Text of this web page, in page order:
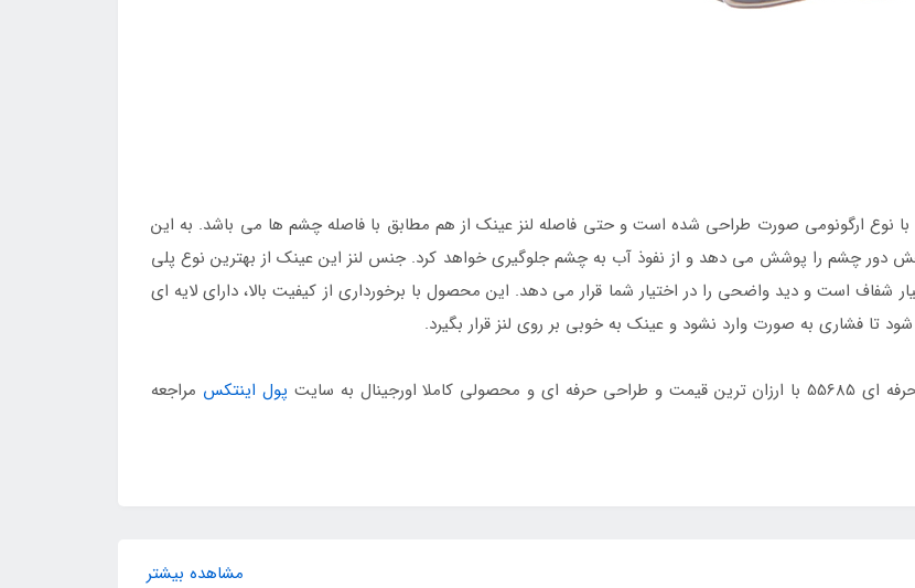
نوع ارگونومی صورت طراحی شده است و حتی فاصله لنز عینک از هم مطابق با فاصله چشم ها می باشد. به این
دور چشم را پوشش می دهد و از نفوذ آب به چشم جلوگیری خواهد کرد. جنس لنز این عینک از بهترین نوع پلی
شفاف است و دید واضحی را در اختیار شما قرار می دهد. این محصول با برخورداری از کیفیت بالا، دارای لایه ای
تا فشاری به صورت وارد نشود و عینک به خوبی بر روی لنز قرار بگیرد.
به سایت پول اینتکس مراجعه
مشاهده بیشتر